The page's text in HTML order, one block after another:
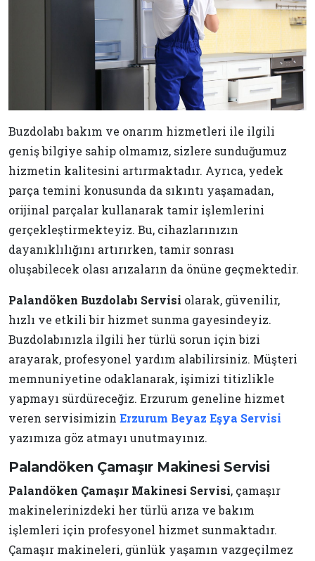
Buzdolabı bakım ve onarım hizmetleri ile ilgili
geniş bilgiye sahip olmamız, sizlere sunduğumuz
hizmetin kalitesini artırmaktadır. Ayrıca, yedek
parça temini konusunda da sıkıntı yaşamadan,
orijinal parçalar kullanarak tamir işlemlerini
gerçekleştirmekteyiz. Bu, cihazlarınızın
dayanıklılığını artırırken, tamir sonrası
oluşabilecek olası arızaların da önüne geçmektedir.
Palandöken Buzdolabı Servisi olarak, güvenilir,
hızlı ve etkili bir hizmet sunma gayesindeyiz.
Buzdolabınızla ilgili her türlü sorun için bizi
arayarak, profesyonel yardım alabilirsiniz. Müşteri
memnuniyetine odaklanarak, işimizi titizlikle
yapmayı sürdüreceğiz. Erzurum geneline hizmet
veren servisimizin Erzurum Beyaz Eşya Servisi
yazımıza göz atmayı unutmayınız.
Palandöken Çamaşır Makinesi Servisi
Palandöken Çamaşır Makinesi Servisi, çamaşır
makinelerinizdeki her türlü arıza ve bakım
işlemleri için profesyonel hizmet sunmaktadır.
Çamaşır makineleri, günlük yaşamın vazgeçilmez